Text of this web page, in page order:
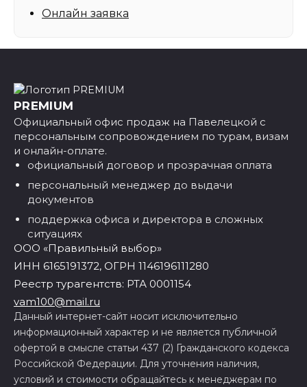
Онлайн заявка
PREMIUM
Официальный офис продаж на Павелецкой с
персональным сопровождением по турам, визам
и онлайн-оплате.
официальный договор и прозрачная оплата
персональный менеджер до выдачи
документов
поддержка офиса и директора в сложных
ситуациях
ООО «Правильный выбор»
ИНН 6165191372, ОГРН 1146196111280
Реестр турагентств: РТА 0001154
vam100@mail.ru
Данный интернет-сайт носит исключительно
информационный характер и не является публичной
офертой в смысле статьи 437 (2) Гражданского кодекса
Российской Федерации. Для уточнения наличия,
условий и стоимости обращайтесь к менеджерам по